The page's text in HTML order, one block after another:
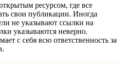
ресурсом, где все
свои публикации. Иногда
не указывают ссылки на
указываются неверно.
с себя всю ответственность за